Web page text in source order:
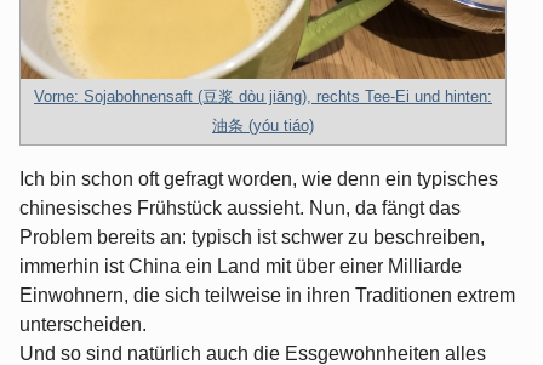
Vorne: Sojabohnensaft (豆浆 dòu jiāng), rechts Tee-Ei und hinten:
油条 (yóu tiáo)
Ich bin schon oft gefragt worden, wie denn ein typisches
chinesisches Frühstück aussieht. Nun, da fängt das
Problem bereits an: typisch ist schwer zu beschreiben,
immerhin ist China ein Land mit über einer Milliarde
Einwohnern, die sich teilweise in ihren Traditionen extrem
unterscheiden.
Und so sind natürlich auch die Essgewohnheiten alles